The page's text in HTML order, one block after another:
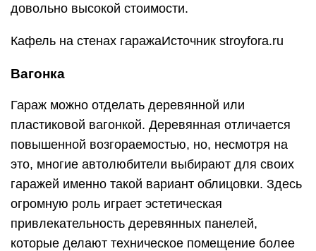
довольно высокой стоимости.
Кафель на стенах гаражаИсточник stroyfora.ru
Вагонка
Гараж можно отделать деревянной или
пластиковой вагонкой. Деревянная отличается
повышенной возгораемостью, но, несмотря на
это, многие автолюбители выбирают для своих
гаражей именно такой вариант облицовки. Здесь
огромную роль играет эстетическая
привлекательность деревянных панелей,
которые делают техническое помещение более